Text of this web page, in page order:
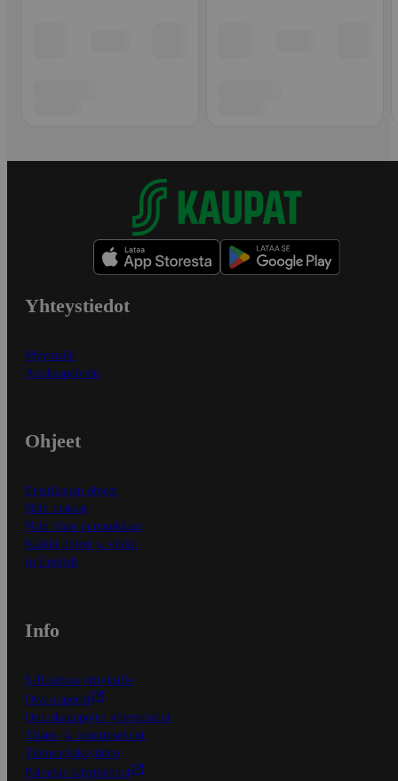
Yhteystiedot
Myymälät
Asiakaspalvelu
Ohjeet
Ensitilaajan ohjeet
Näin maksat
Näin tilaat ja muokkaat
Kaikki ohjeet ja vinkit
In English
Info
S-Business yrityksille
Oiva-raportit
Osuuskauppojen yhteystiedot
Tilaus- ja toimitusehdot
Tietosuojakäytäntö
Palvelun käyttöehdot